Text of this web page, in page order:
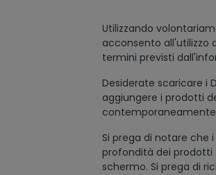
Utilizzando
acconsento all'utilizzo
termini previsti
Desiderate scaricare i
aggiungere i prodotti
Si prega di notare che
profondità dei prodotti
schermo. Si prega di